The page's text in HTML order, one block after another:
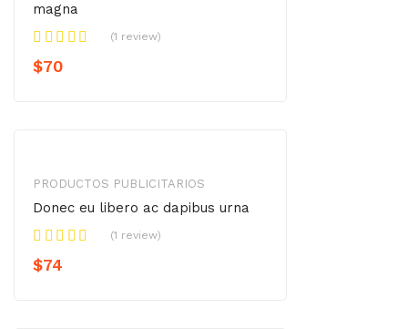
magna
(1 review)
$70
PRODUCTOS PUBLICITARIOS
Donec eu libero ac dapibus urna
(1 review)
$74